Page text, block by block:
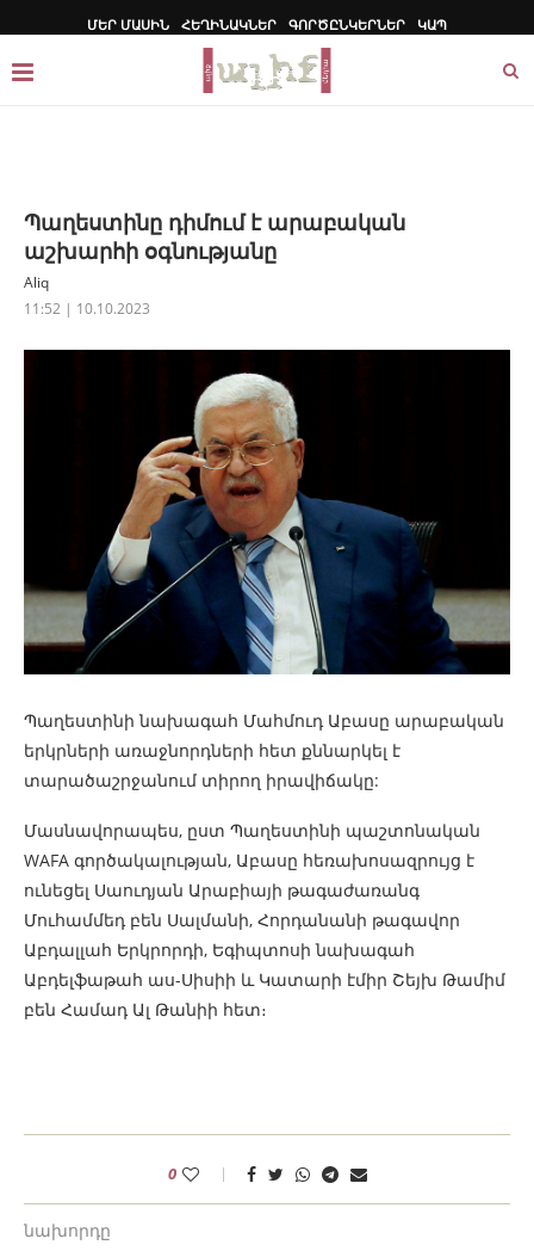
ՄԵՐ ՄԱՍԻՆ ՀԵՂԻՆԱԿՆԵՐ ԳՈՐԾԸՆԿԵՐՆԵՐ ԿԱՊ
Պաղեստինը դիմում է արաբական
աշխարհի օգնությանը
Aliq
11:52 | 10.10.2023
Պաղեստինի նախագահ Մահմուդ Աբասը արաբական
երկրների առաջնորդների հետ քննարկել է
տարածաշրջանում տիրող իրավիճակը:
Մասնավորապես, ըստ Պաղեստինի պաշտոնական
WAFA գործակալության, Աբասը հեռախոսազրույց է
ունեցել Սաուդյան Արաբիայի թագաժառանգ
Մուհամմեդ բեն Սալմանի, Հորդանանի թագավոր
Աբդալլահ Երկրորդի, Եգիպտոսի նախագահ
Աբդելֆաթահ աս-Սիսիի և Կատարի էմիր Շեյխ Թամիմ
բեն Համադ Ալ Թանիի հետ։
0
նախորդը